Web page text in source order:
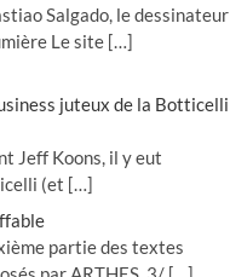
Salgado, le dessinateur
Le site […]
juteux de la Botticelli
Jeff Koons, il y eut
(et […]
partie des textes